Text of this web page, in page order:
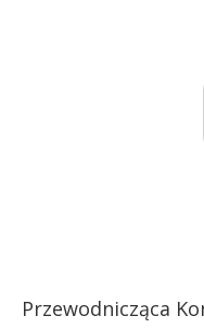
Przewodnicząca